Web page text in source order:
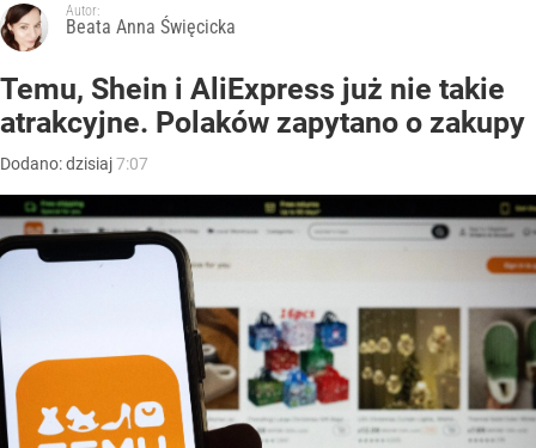
Autor:
Beata Anna Święcicka
Temu, Shein i AliExpress już nie takie
atrakcyjne. Polaków zapytano o zakupy
Dodano:dzisiaj7:07